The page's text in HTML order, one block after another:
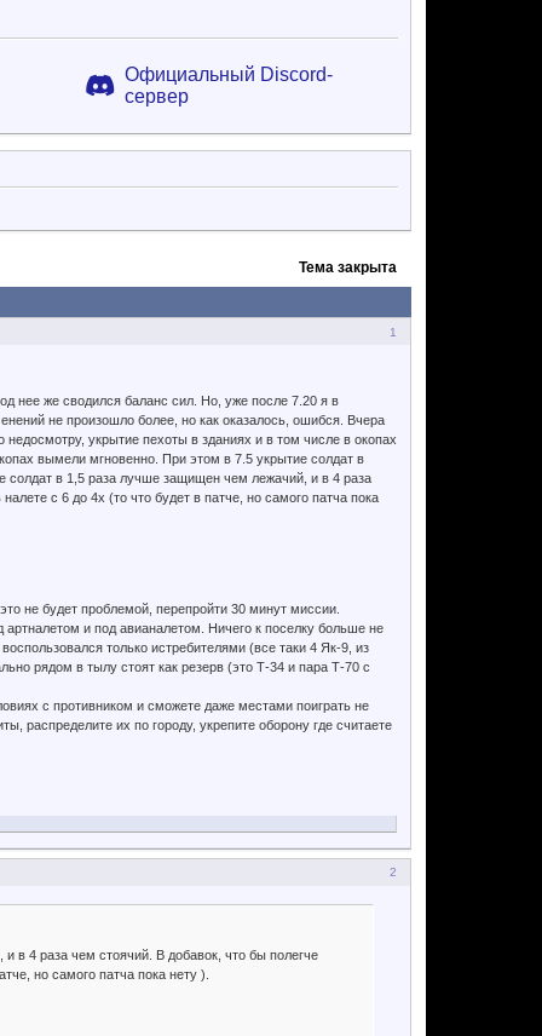
Официальный Discord-
сервер
Тема закрыта
1
нее же сводился баланс сил. Но, уже после 7.20 я в
не произошло более, но как оказалось, ошибся. Вчера
укрытие пехоты в зданиях и в том числе в окопах
вымели мгновенно. При этом в 7.5 укрытие солдат в
солдат в 1,5 раза лучше защищен чем лежачий, и в 4 раза
с 6 до 4х (то что будет в патче, но самого патча пока
не будет проблемой, перепройти 30 минут миссии.
и под авианалетом. Ничего к поселку больше не
только истребителями (все таки 4 Як-9, из
рядом в тылу стоят как резерв (это Т-34 и пара Т-70 с
с противником и сможете даже местами поиграть не
распределите их по городу, укрепите оборону где считаете
2
в 4 раза чем стоячий. В добавок, что бы полегче
но самого патча пока нету ).